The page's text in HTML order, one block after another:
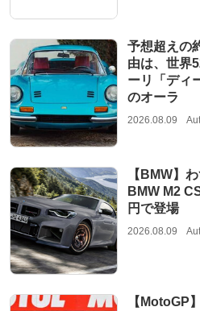
予想超えの
由は、世界
ーリ「ディ
のオーラ
2026.08.09
【BMW】
BMW M2
円で登場
2026.08.09
【MotoGP